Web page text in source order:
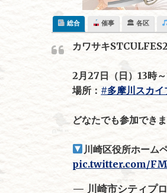
総合 催事 🏛 各区
カワサキ
2月27日（日）13時
場所： #多摩川スカイ
どなたでも参加でき
川崎区役所ホーム
pic.twitter.com/
— 川崎市シティプ